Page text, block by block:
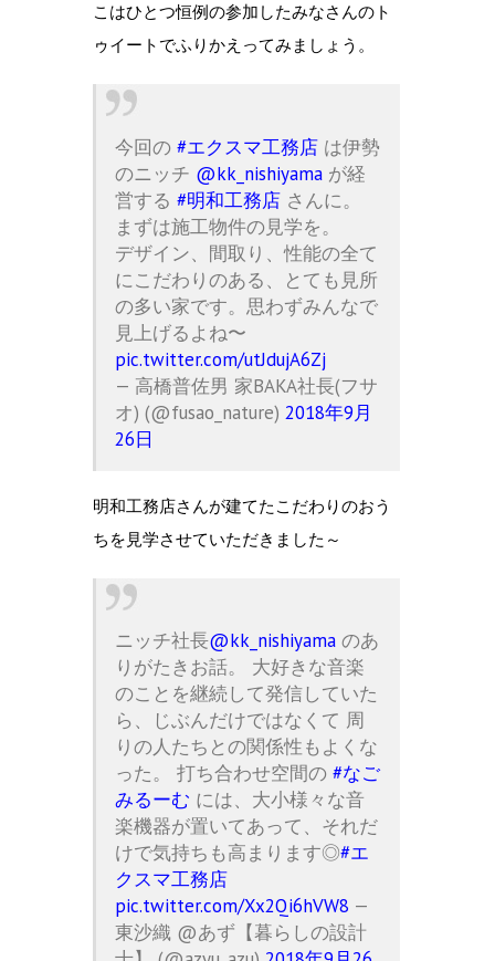
こはひとつ恒例の参加したみなさんのト
ゥイートでふりかえってみましょう。
今回の #エクスマ工務店 は伊勢
のニッチ @kk_nishiyama が経
営する #明和工務店 さんに。
まずは施工物件の見学を。
デザイン、間取り、性能の全て
にこだわりのある、とても見所
の多い家です。思わずみんなで
見上げるよね〜
pic.twitter.com/utJdujA6Zj
— 高橋普佐男 家BAKA社長(フサ
オ) (@fusao_nature) 2018年9月
26日
明和工務店さんが建てたこだわりのおう
ちを見学させていただきました～
ニッチ社長@kk_nishiyama のあ
りがたきお話。 大好きな音楽
のことを継続して発信していた
ら、じぶんだけではなくて 周
りの人たちとの関係性もよくな
った。 打ち合わせ空間の #なご
みるーむ には、大小様々な音
楽機器が置いてあって、それだ
けで気持ちも高まります◎#エ
クスマ工務店
pic.twitter.com/Xx2Qi6hVW8 —
東沙織 @あず【暮らしの設計